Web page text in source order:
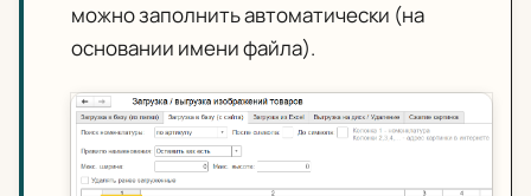
можно заполнить автоматически (на
основании имени файла).